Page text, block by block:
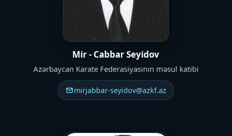
Mi̇r - Cabbar Seyi̇dov
Azərbaycan Karate Federasiyasının məsul katibi
mirjabbar-seyidov@azkf.az